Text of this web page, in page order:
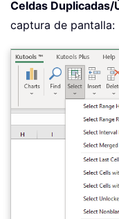
Celdas Duplicadas/
captura de pantalla: